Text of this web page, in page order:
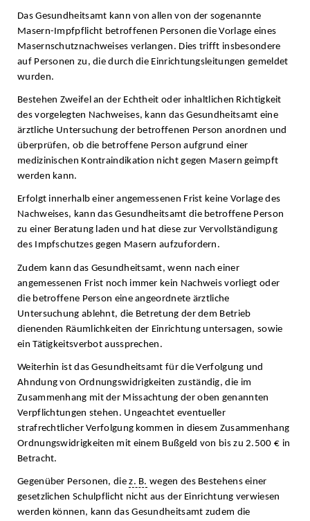
Das Gesundheitsamt kann von allen von der sogenannte
Masern-Impfpflicht betroffenen Personen die Vorlage eines
Masernschutznachweises verlangen. Dies trifft insbesondere
auf Personen zu, die durch die Einrichtungsleitungen gemeldet
wurden.
Bestehen Zweifel an der Echtheit oder inhaltlichen Richtigkeit
des vorgelegten Nachweises, kann das Gesundheitsamt eine
ärztliche Untersuchung der betroffenen Person anordnen und
überprüfen, ob die betroffene Person aufgrund einer
medizinischen Kontraindikation nicht gegen Masern geimpft
werden kann.
Erfolgt innerhalb einer angemessenen Frist keine Vorlage des
Nachweises, kann das Gesundheitsamt die betroffene Person
zu einer Beratung laden und hat diese zur Vervollständigung
des Impfschutzes gegen Masern aufzufordern.
Zudem kann das Gesundheitsamt, wenn nach einer
angemessenen Frist noch immer kein Nachweis vorliegt oder
die betroffene Person eine angeordnete ärztliche
Untersuchung ablehnt, die Betretung der dem Betrieb
dienenden Räumlichkeiten der Einrichtung untersagen, sowie
ein Tätigkeitsverbot aussprechen.
Weiterhin ist das Gesundheitsamt für die Verfolgung und
Ahndung von Ordnungswidrigkeiten zuständig, die im
Zusammenhang mit der Missachtung der oben genannten
Verpflichtungen stehen. Ungeachtet eventueller
strafrechtlicher Verfolgung kommen in diesem Zusammenhang
Ordnungswidrigkeiten mit einem Bußgeld von bis zu 2.500 € in
Betracht.
Gegenüber Personen, diez. B. wegen des Bestehens einer
gesetzlichen Schulpflicht nicht aus der Einrichtung verwiesen
werden können, kann das Gesundheitsamt zudem die